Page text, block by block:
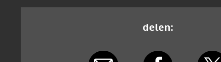
delen: